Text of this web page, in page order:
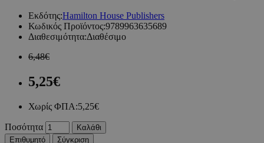
Εκδότης:Hamilton House Publishers
Κωδικός Προϊόντος:9789963635689
Διαθεσιμότητα:Διαθέσιμο
6,48€
5,25€
Χωρίς ΦΠΑ:5,25€
Ποσότητα
Καλάθι
Επιθυμητό
Σύγκριση